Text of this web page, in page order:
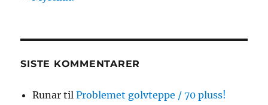
SISTE KOMMENTARER
Runar tilProblemet golvteppe / 70 pluss!